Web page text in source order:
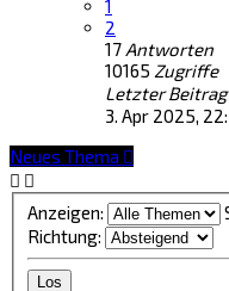
1
2
17 Antworten
10165 Zugriffe
Letzter Beitrag
3. Apr 2025,
Neues Thema
Anzeigen:
Richtung: